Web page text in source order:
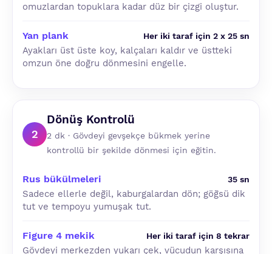
omuzlardan topuklara kadar düz bir çizgi oluştur.
Yan plank Her iki taraf için 2 x 25 sn
Ayakları üst üste koy, kalçaları kaldır ve üstteki
omzun öne doğru dönmesini engelle.
2
Dönüş Kontrolü
2 dk · Gövdeyi gevşekçe bükmek yerine
kontrollü bir şekilde dönmesi için eğitin.
Rus bükülmeleri 35 sn
Sadece ellerle değil, kaburgalardan dön; göğsü dik
tut ve tempoyu yumuşak tut.
Figure 4 mekik Her iki taraf için 8 tekrar
Gövdeyi merkezden yukarı çek, vücudun karşısına